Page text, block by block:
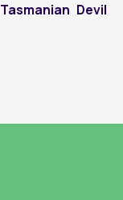
Devil